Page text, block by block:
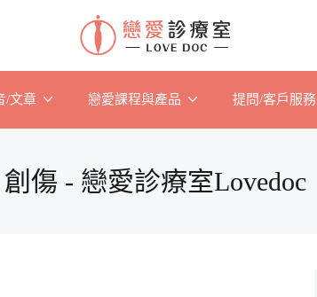
/文章 戀愛課程與產品 提問/客戶服務
創傷 - 戀愛診療室Lovedoc